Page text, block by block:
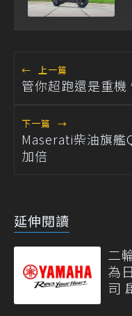
← 上一篇
管你超跑還是重機
下一篇 →
Maserati柴油旗
加倍
延伸閱讀
二
為
司